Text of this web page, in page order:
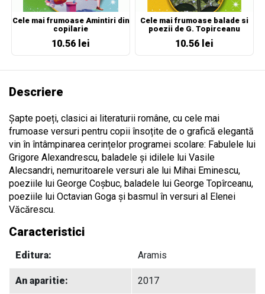
Cele mai frumoase Amintiri din
copilarie
10.56 lei
Cele mai frumoase balade si
poezii de G. Topirceanu
10.56 lei
Descriere
Șapte poeți, clasici ai literaturii române, cu cele mai
frumoase versuri pentru copii însoțite de o grafică elegantă
vin în întâmpinarea cerințelor programei scolare: Fabulele lui
Grigore Alexandrescu, baladele și idilele lui Vasile
Alecsandri, nemuritoarele versuri ale lui Mihai Eminescu,
poeziile lui George Coșbuc, baladele lui George Topîrceanu,
poeziile lui Octavian Goga și basmul în versuri al Elenei
Văcărescu.
Caracteristici
Editura: Aramis
An aparitie: 2017